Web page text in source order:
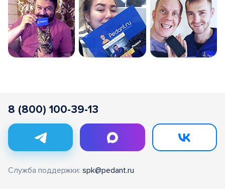
8 (800) 100-39-13
Служба поддержки: spk@pedant.ru